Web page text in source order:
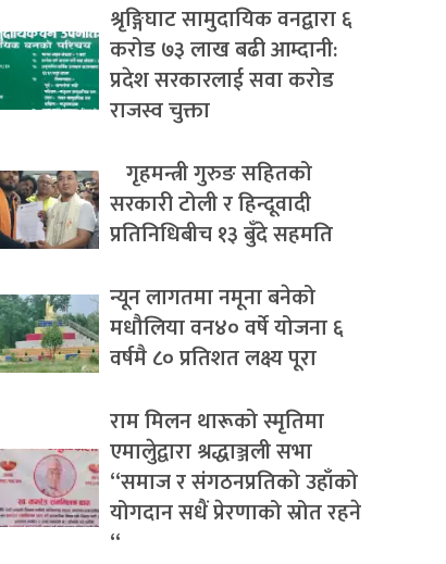
श्रृङ्गिघाट सामुदायिक वनद्वारा ६
करोड ७३ लाख बढी आम्दानी:
प्रदेश सरकारलाई सवा करोड
राजस्व चुक्ता
गृहमन्त्री गुरुङ सहितको
सरकारी टोली र हिन्दूवादी
प्रतिनिधिबीच १३ बुँदे सहमति
न्यून लागतमा नमूना बनेको
मधौलिया वन४० वर्षे योजना ६
वर्षमै ८० प्रतिशत लक्ष्य पूरा
राम मिलन थारूको स्मृतिमा
एमालेुद्वारा श्रद्धाञ्जली सभा
“समाज र संगठनप्रतिको उहाँको
योगदान सधैं प्रेरणाको स्रोत रहने
“